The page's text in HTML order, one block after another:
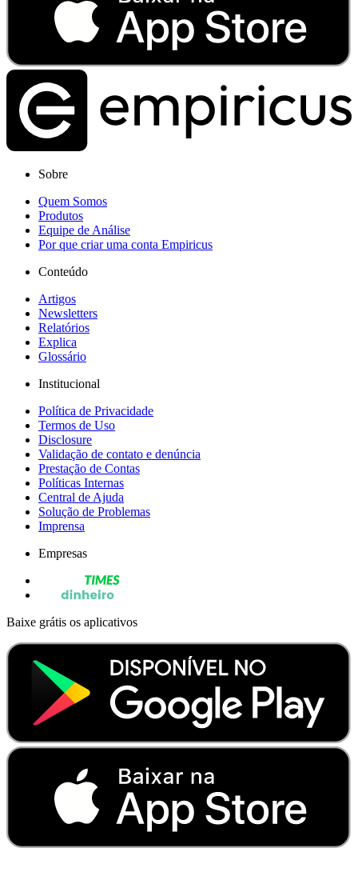
Sobre
Quem Somos
Produtos
Equipe de Análise
Por que criar uma conta Empiricus
Conteúdo
Artigos
Newsletters
Relatórios
Explica
Glossário
Institucional
Política de Privacidade
Termos de Uso
Disclosure
Validação de contato e denúncia
Prestação de Contas
Políticas Internas
Central de Ajuda
Solução de Problemas
Imprensa
Empresas
Baixe grátis os aplicativos